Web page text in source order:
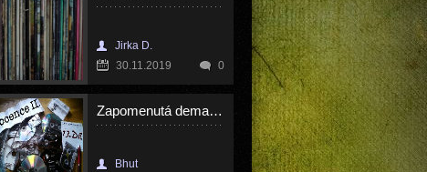
Jirka D.
30.11.2019
0
Zapomenutá dema? 13. díl: Innocence II.
Bhut